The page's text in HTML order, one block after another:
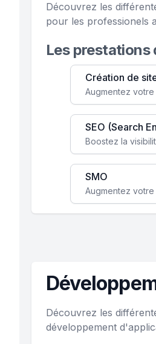
Découvrez les
pour les professionels
Les prestations
Création de
SEO (Search
SMO
Découvrez les
développement